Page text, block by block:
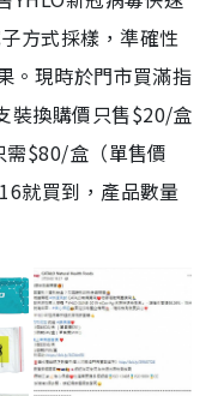
方式採樣，準確性
。現時於門市買滿指
裝換購價只售$20/盒
需$80/盒（單售價
就買到，產品數量